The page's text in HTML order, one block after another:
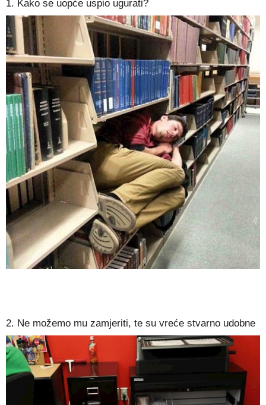
1. Kako se uopće uspio ugurati?
2. Ne možemo mu zamjeriti, te su vreće stvarno udobne